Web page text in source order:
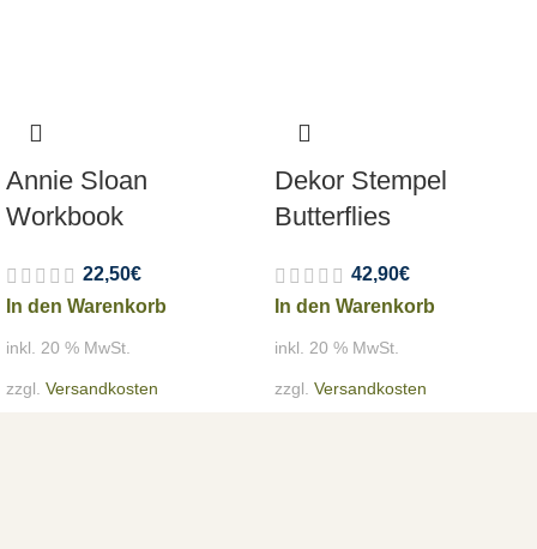
Annie Sloan
Workbook
22,50€
In den Warenkorb
inkl. 20 % MwSt.
zzgl. Versandkosten
Dekor Stempel
Butterflies
42,90€
In den Warenkorb
inkl. 20 % MwSt.
zzgl. Versandkosten